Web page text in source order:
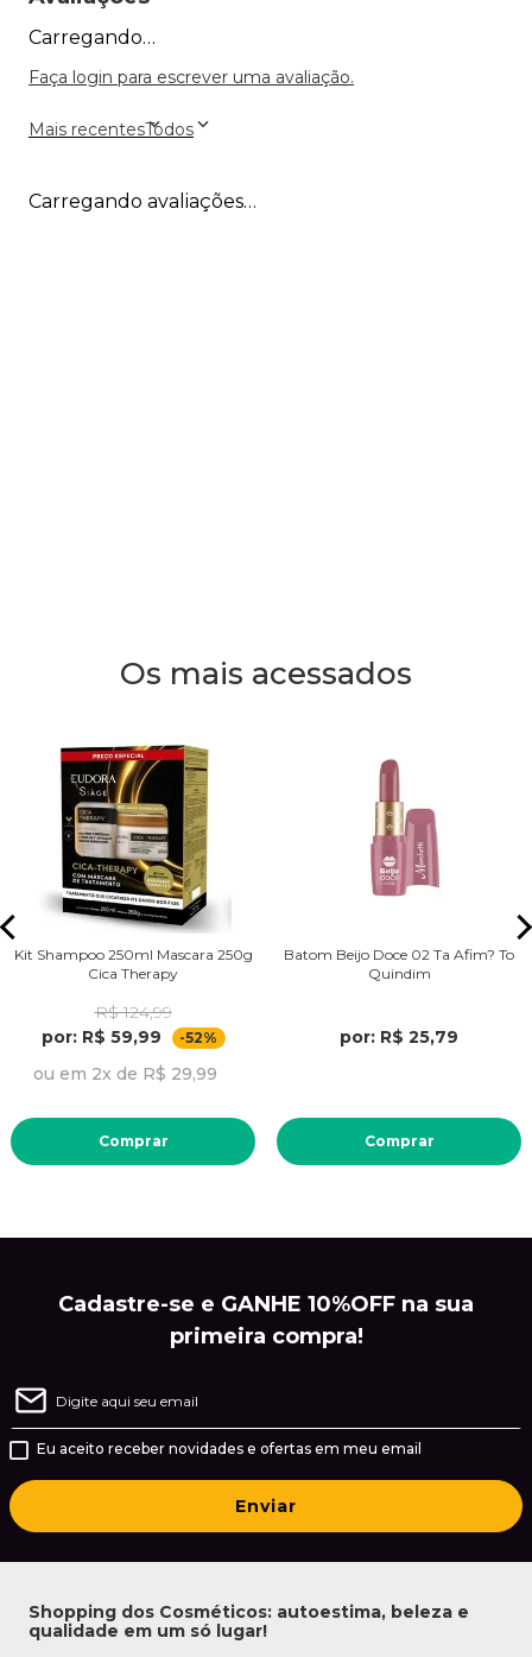
Carregando…
Faça login para escrever uma avaliação.
Mais recentesTodos
Carregando avaliações…
Os mais acessados
Kit Shampoo 250ml Mascara 250g
Cica Therapy
R$ 124,99
por: R$ 59,99
-52%
ou em 2x de R$ 29,99
Comprar
Batom Beijo Doce 02 Ta Afim? To
Quindim
por: R$ 25,79
Comprar
Cadastre-se e GANHE 10%OFF na sua
primeira compra!
Eu aceito receber novidades e ofertas em meu email
Enviar
Shopping dos Cosméticos: autoestima, beleza e
qualidade em um só lugar!